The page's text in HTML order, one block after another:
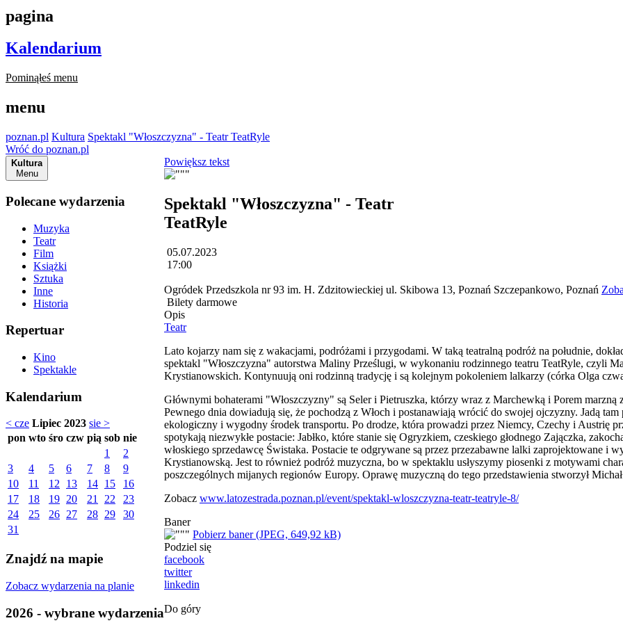
pagina
Kalendarium
Pominąłeś menu
menu
poznan.pl Kultura Spektakl "Włoszczyzna" - Teatr TeatRyle
Wróć do poznan.pl
Kultura
Menu
Polecane wydarzenia
Muzyka
Teatr
Film
Książki
Sztuka
Inne
Historia
Repertuar
Kino
Spektakle
Kalendarium
< cze Lipiec 2023 sie >
pon wto śro czw pią sob nie
1
2
3
4 5 6 7 8
9
10
11 12 13 14 15
16
17
18 19 20 21 22
23
24
25 26 27 28 29
30
31
Znajdź na mapie
Zobacz wydarzenia na planie
2026 - wybrane wydarzenia
Powiększ tekst
Spektakl "Włoszczyzna" - Teatr
TeatRyle
05.07.2023
17:00
Ogródek Przedszkola nr 93 im. H. Zdzitowieckiej ul. Skibowa 13, Poznań Szczepankowo, Poznań
Bilety darmowe
Opis
Teatr
Lato kojarzy nam się z wakacjami, podróżami i przygodami. W taką teatralną podróż na południe,
spektakl "Włoszczyzna" autorstwa Maliny Prześlugi, w wykonaniu rodzinnego teatru TeatRyle, czyli
Krystianowskich. Kontynuują oni rodzinną tradycję i są kolejnym pokoleniem lalkarzy (córka Olga
Głównymi bohaterami "Włoszczyzny" są Seler i Pietruszka, którzy wraz z Marchewką i Porem marzną
Pewnego dnia dowiadują się, że pochodzą z Włoch i postanawiają wrócić do swojej ojczyzny. Jadą
ekologiczny i wygodny środek transportu. Po drodze, która prowadzi przez Niemcy, Czechy i Austrię
spotykają niezwykłe postacie: Jabłko, które stanie się Ogryzkiem, czeskiego głodnego Zajączka,
włoskiego sprzedawcę Świstaka. Postacie te odgrywane są przez przezabawne lalki zaprojektowane i
Krystianowską. Jest to również podróż muzyczna, bo w spektaklu usłyszymy piosenki z motywami
poszczególnych mijanych regionów Europy. Oprawę muzyczną do tego przedstawienia stworzył
Zobacz www.latozestrada.poznan.pl/event/spektakl-wloszczyzna-teatr-teatryle-8/
Baner
Pobierz baner (JPEG, 649,92 kB)
Podziel się
facebook
twitter
linkedin
Do góry